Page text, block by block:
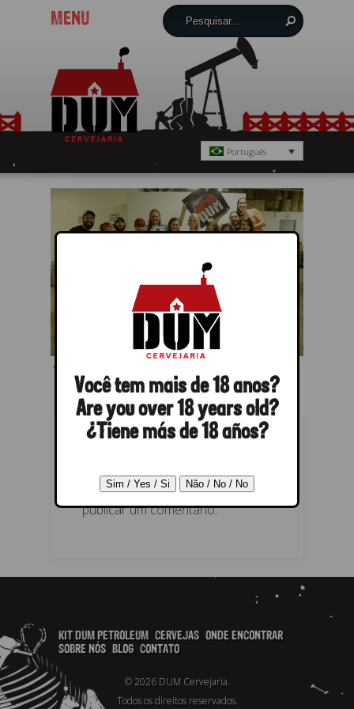
MENU
Português
← Anterior Próximo →
Você precisa fazer ologinpara
publicar um comentário.
KIT DUM PETROLEUM CERVEJAS
ONDE ENCONTRAR
SOBRE NÓS
BLOG CONTATO
© 2026 DUM Cervejaria.
Todos os direitos reservados.
Você tem mais de 18 anos?
Are you over 18 years old?
¿Tiene más de 18 años?